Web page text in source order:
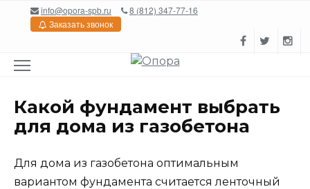
Перейтиinfo@opora-spb.ru
8 (812) 347-77-16
Заказать звонок
Какой фундамент выбрать
для дома из газобетона
Для дома из газобетона оптимальным
вариантом фундамента считается ленточный